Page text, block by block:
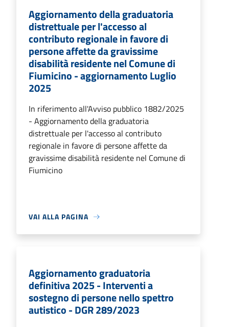
Aggiornamento della graduatoria
distrettuale per l'accesso al
contributo regionale in favore di
persone affette da gravissime
disabilità residente nel Comune di
Fiumicino - aggiornamento Luglio
2025
In riferimento all'Avviso pubblico 1882/2025
- Aggiornamento della graduatoria
distrettuale per l'accesso al contributo
regionale in favore di persone affette da
gravissime disabilità residente nel Comune di
Fiumicino
VAI ALLA PAGINA
Aggiornamento graduatoria
definitiva 2025 - Interventi a
sostegno di persone nello spettro
autistico - DGR 289/2023